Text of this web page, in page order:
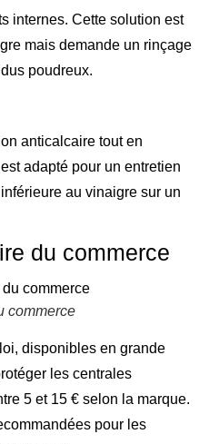
internes. Cette solution est
mais demande un rinçage
poudreux.
anticalcaire tout en
adapté pour un entretien
au vinaigre sur un
du commerce
commerce
disponibles en grande
les centrales
5 et 15 € selon la marque.
pour les